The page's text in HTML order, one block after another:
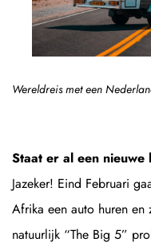
Wereldreis met een
Staat er al een
Jazeker! Eind Februari
Afrika een auto huren
natuurlijk “The Big 5”